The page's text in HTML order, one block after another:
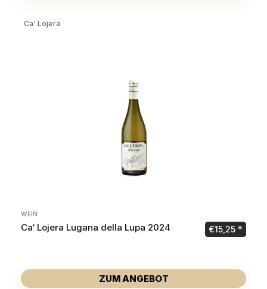
Ca' Lojera
WEIN
Ca‘ Lojera Lugana della Lupa 2024 €15,25
ZUM ANGEBOT